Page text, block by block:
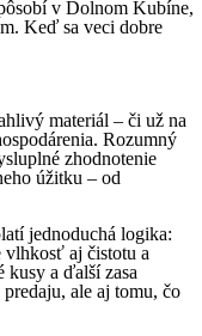
v Dolnom Kubíne,
Keď sa veci dobre
materiál – či už na
Rozumný
zhodnotenie
úžitku – od
jednoduchá logika:
vlhkosť aj čistotu a
kusy a ďalší zasa
ale aj tomu, čo